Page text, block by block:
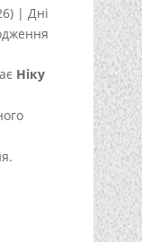
|Дні
Ніку